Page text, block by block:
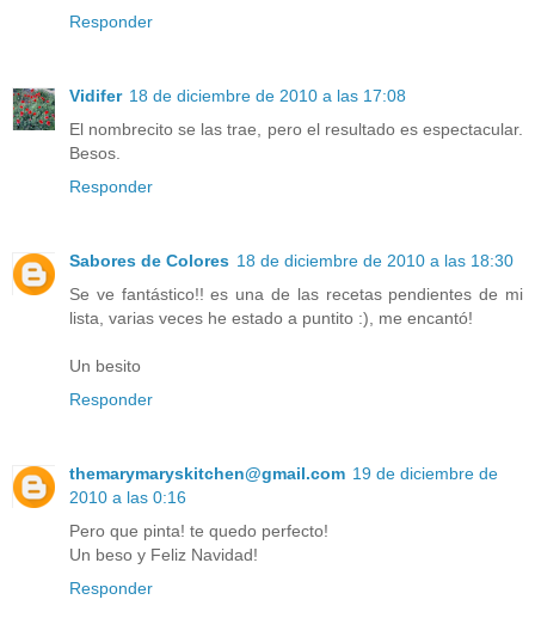
Responder
Vidifer 18 de diciembre de 2010 a las 17:08
El nombrecito se las trae, pero el resultado es espectacular.
Besos.
Responder
Sabores de Colores 18 de diciembre de 2010 a las 18:30
Se ve fantástico!! es una de las recetas pendientes de mi
lista, varias veces he estado a puntito :), me encantó!
Un besito
Responder
themarymaryskitchen@gmail.com 19 de diciembre de
2010 a las 0:16
Pero que pinta! te quedo perfecto!
Un beso y Feliz Navidad!
Responder